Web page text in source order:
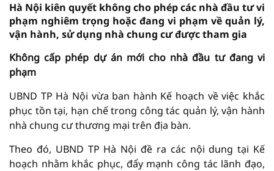
Hà Nội kiên quyết không cho phép các nhà đầu tư vi
phạm nghiêm trọng hoặc đang vi phạm về quản lý,
vận hành, sử dụng nhà chung cư được tham gia
Không cấp phép dự án mới cho nhà đầu tư đang vi
phạm
UBND TP Hà Nội vừa ban hành Kế hoạch về việc khắc
phục tồn tại, hạn chế trong công tác quản lý, vận hành
nhà chung cư thương mại trên địa bàn.
Theo đó, UBND TP Hà Nội đề ra các nội dung tại Kế
hoạch nhằm khắc phục, đẩy mạnh công tác lãnh đạo,